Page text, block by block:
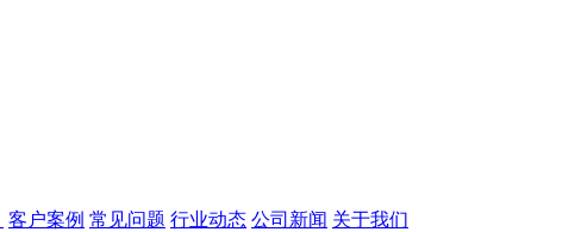
客户案例 常见问题 行业动态 公司新闻 关于我们